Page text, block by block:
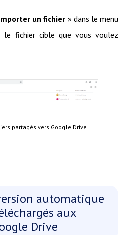
un fichier» dans le menu
fichier cible que vous voulez
partagés vers Google Drive
automatique
aux
Drive